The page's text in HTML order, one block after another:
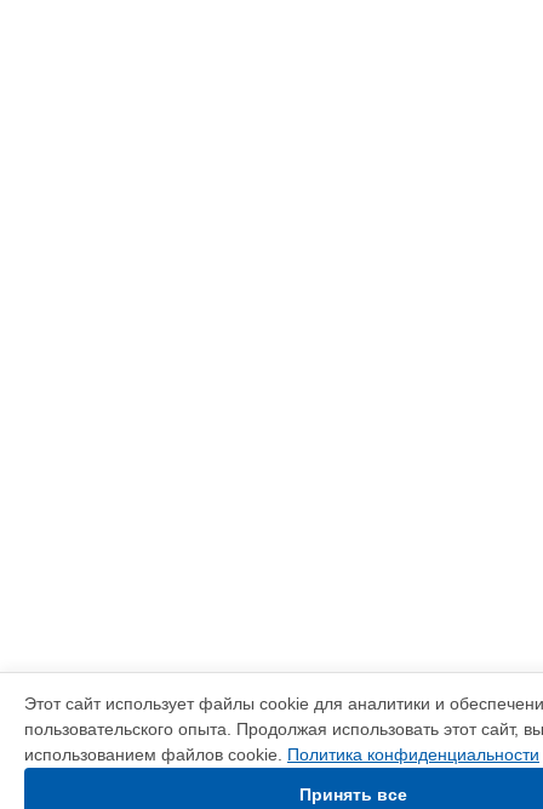
Этот сайт использует файлы cookie для аналитики и
пользовательского опыта. Продолжая использовать этот сайт,
использованием файлов cookie. Политика конфиденциальности
Принять все